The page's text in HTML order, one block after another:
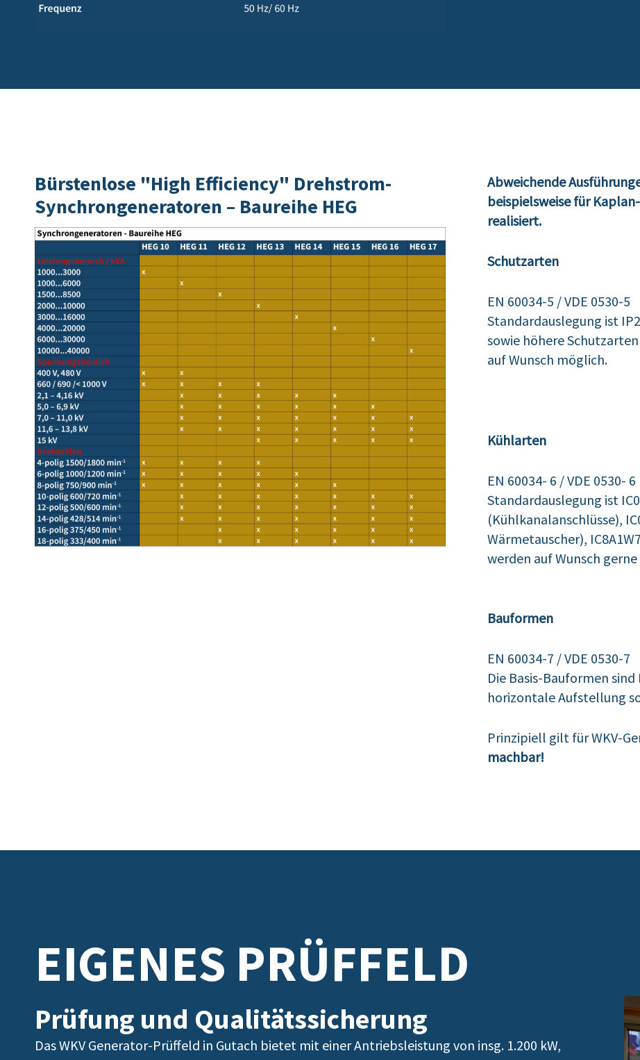
Bürstenlose "High Efficiency" Drehstrom-
Synchrongeneratoren – Baureihe HEG
Abweichende
beispielsweise für
realisiert.
Schutzarten
EN 60034-5 / VDE 0530-5
Standardauslegung ist
sowie höhere Schutzarten
auf Wunsch möglich.
Kühlarten
EN 60034- 6 / VDE 0530- 6
Standardauslegung ist
(Kühlkanalanschlüsse),
Wärmetauscher),
werden auf Wunsch
Bauformen
EN 60034-7 / VDE 0530-7
Die Basis-Bauformen
horizontale Aufstellung
Prinzipiell gilt für WKV-
machbar!
EIGENES PRÜFFELD
Prüfung und Qualitätssicherung
Das WKV Generator-Prüffeld in Gutach bietet mit einer Antriebsleistung von insg. 1.200 kW,